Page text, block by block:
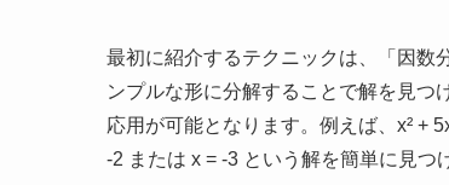
最初に紹介するテクニックは、「因数
ンプルな形に分解することで解を見つ
応用が可能となります。例えば、x² +
-2 または x = -3 という解を簡単に見つ